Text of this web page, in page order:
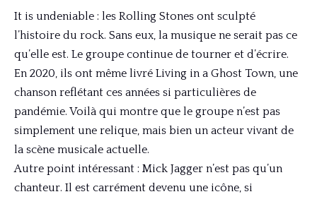
It is undeniable : les Rolling Stones ont sculpté
l’histoire du rock. Sans eux, la musique ne serait pas ce
qu’elle est. Le groupe continue de tourner et d’écrire.
En 2020, ils ont même livré Living in a Ghost Town, une
chanson reflétant ces années si particulières de
pandémie. Voilà qui montre que le groupe n’est pas
simplement une relique, mais bien un acteur vivant de
la scène musicale actuelle.
Autre point intéressant : Mick Jagger n’est pas qu’un
chanteur. Il est carrément devenu une icône, si